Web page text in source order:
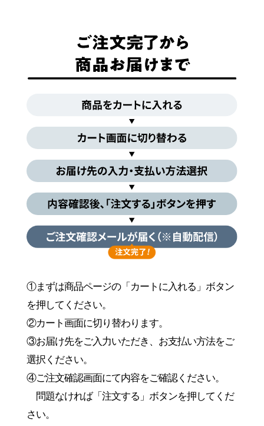
①まずは商品ページの「カートに入れる」ボタン
を押してください。
②カート画面に切り替わります。
③お届け先をご入力いただき、お支払い方法をご
選択ください。
④ご注文確認画面にて内容をご確認ください。
問題なければ「注文する」ボタンを押してくだ
さい。